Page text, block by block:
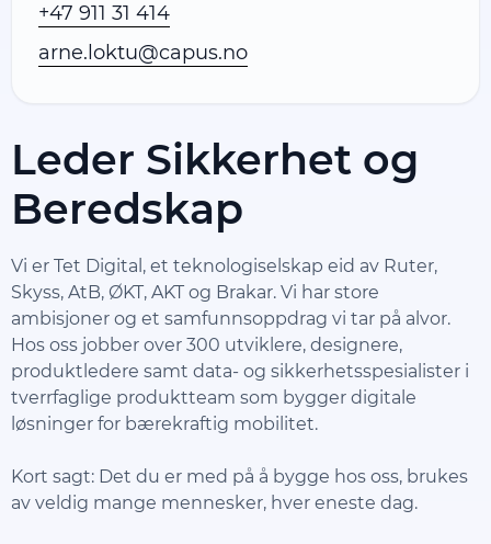
Leder Sikkerhet og
Beredskap
Vi er Tet Digital, et teknologiselskap eid av Ruter,
Skyss, AtB, ØKT, AKT og Brakar. Vi har store
ambisjoner og et samfunnsoppdrag vi tar på alvor.
Hos oss jobber over 300 utviklere, designere,
produktledere samt data- og sikkerhetsspesialister i
tverrfaglige produktteam som bygger digitale
løsninger for bærekraftig mobilitet.
Kort sagt: Det du er med på å bygge hos oss, brukes
av veldig mange mennesker, hver eneste dag.
+47 911 31 414
arne.loktu@capus.no